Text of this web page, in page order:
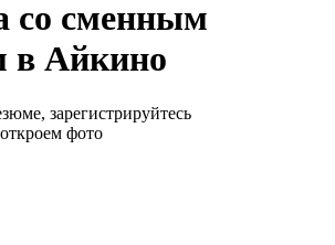
со сменным
в Айкино
зарегистрируйтесь
фото